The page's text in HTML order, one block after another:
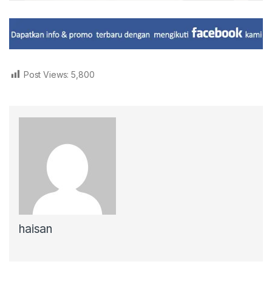
Post Views: 5,800
haisan